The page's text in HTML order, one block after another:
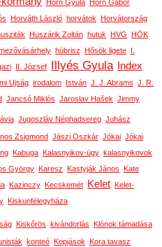
Horn Gyula Horn Gábor
Horváth László horvátok
Horvátország
Huszárik Zoltán hutuk HVG
HÖK
hübrisz Hősök ligete
II. József Illyés Gyula Index
Ujság irodalom István J. J. Abrams J. R.
Jancsó Miklós Jaroslav Hašek Jimmy
Jugoszláv Néphadsereg Juhász
Zsigmond Jászi Oszkár Jókai Jókai
Kabuga Kalasnyikov-ügy kalasnyikovok
György Karesz Kastyják János
Kate
Kazinczy Kecskemét Kelet
Kelet-
Kiskunfélegyháza
Kiskőrös kivándorlás Klónok támadása
konteó Kopjások Kora tavasz